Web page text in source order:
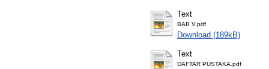
Text
BAB V.pdf
Download (189kB)
Text
DAFTAR PUSTAKA.pdf